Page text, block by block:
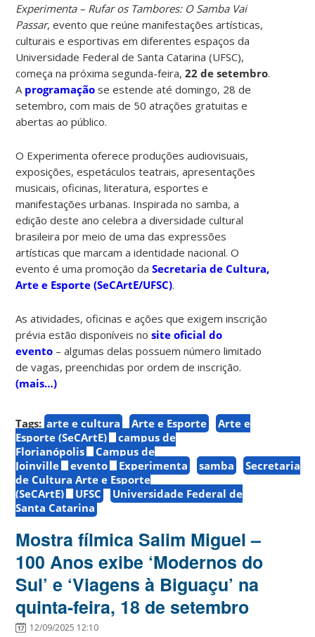
Experimenta – Rufar os Tambores: O Samba Vai
Passar, evento que reúne manifestações artísticas,
culturais e esportivas em diferentes espaços da
Universidade Federal de Santa Catarina (UFSC),
começa na próxima segunda-feira,22 de setembro.
A programação se estende até domingo, 28 de
setembro, com mais de 50 atrações gratuitas e
abertas ao público.
O Experimenta oferece produções audiovisuais,
exposições, espetáculos teatrais, apresentações
musicais, oficinas, literatura, esportes e
manifestações urbanas. Inspirada no samba, a
edição deste ano celebra a diversidade cultural
brasileira por meio de uma das expressões
artísticas que marcam a identidade nacional. O
evento é uma promoção daSecretaria de Cultura,
Arte e Esporte (SeCArtE/UFSC).
As atividades, oficinas e ações que exigem inscrição
prévia estão disponíveis nosite oficial do
evento – algumas delas possuem número limitado
de vagas, preenchidas por ordem de inscrição.
(mais…)
Tags: arte e cultura Arte e Esporte
Arte e
Esporte (SeCArtE)
campus de
Florianópolis
Campus de
Joinville
evento Experimenta samba
Secretaria
de Cultura Arte e Esporte
(SeCArtE)
UFSC
Universidade Federal de
Santa Catarina
Mostra fílmica Salim Miguel –
100 Anos exibe ‘Modernos do
Sul’ e ‘Viagens à Biguaçu’ na
quinta-feira, 18 de setembro
12/09/2025 12:10